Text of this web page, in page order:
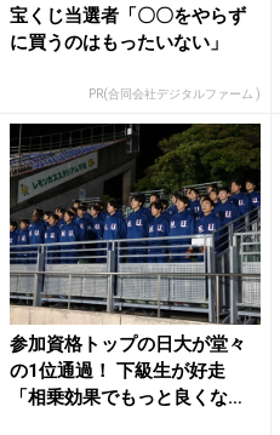
宝くじ当選者「〇〇をやらず
に買うのはもったいない」
PR(合同会社デジタルファーム )
参加資格トップの日大が堂々
の1位通過！ 下級生が好走
「相乗効果でもっと良くな